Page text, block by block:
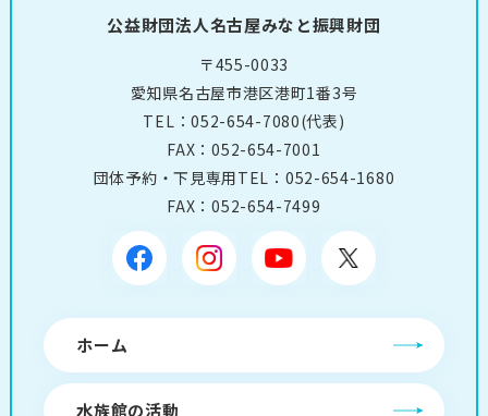
公益財団法人名古屋みなと振興財団
〒455-0033
愛知県名古屋市港区港町1番3号
TEL：052-654-7080(代表)
FAX：052-654-7001
団体予約・下見専用TEL： 052-654-1680
FAX：052-654-7499
ホーム
水族館の活動